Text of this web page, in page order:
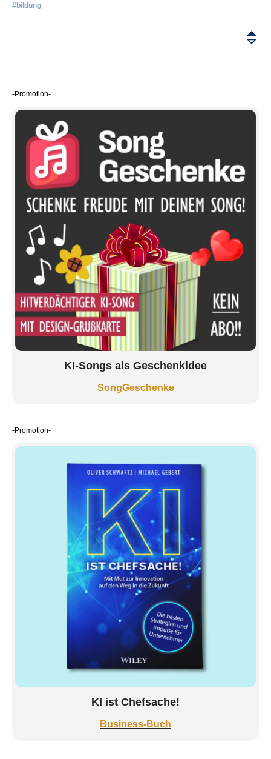
#bildung
-Promotion-
KI-Songs als Geschenkidee
SongGeschenke
-Promotion-
KI ist Chefsache!
Business-Buch